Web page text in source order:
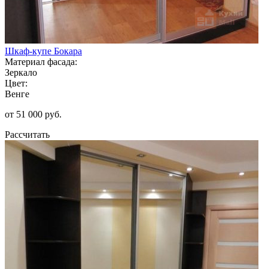
Шкаф-купе Бокара
Материал фасада:
Зеркало
Цвет:
Венге
от 51 000 руб.
Рассчитать